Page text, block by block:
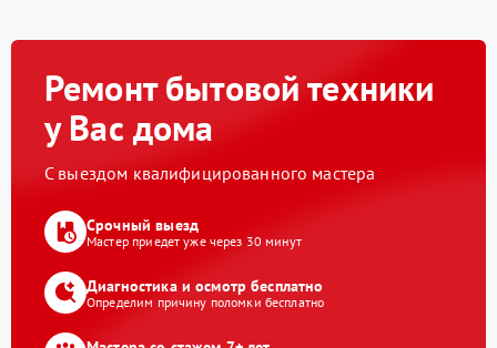
Ремонт бытовой техники
у Вас дома
С выездом квалифицированного мастера
Срочный выезд
Мастер приедет уже через 30 минут
Диагностика и осмотр бесплатно
Определим причину поломки бесплатно